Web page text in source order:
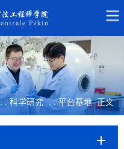
: : 科学研究 : : 平台基地 正文